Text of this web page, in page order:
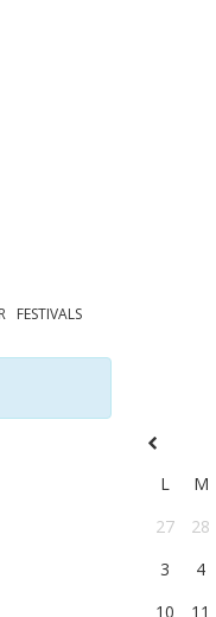
FESTIVALS
L M
27
28
3
4
10
11